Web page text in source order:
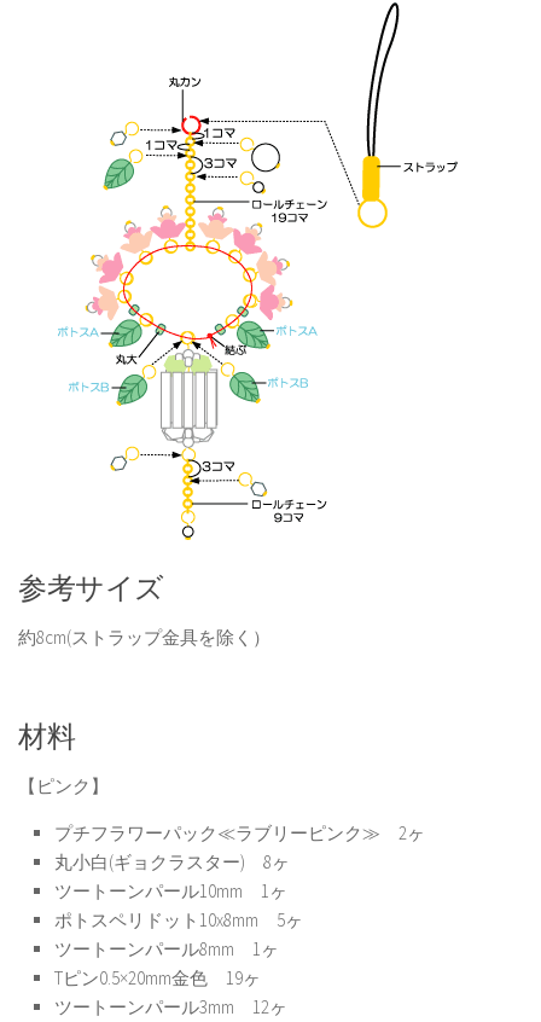
参考サイズ
約8cm(ストラップ金具を除く）
材料
【ピンク】
プチフラワーパック≪ラブリーピンク≫ 2ヶ
丸小白(ギョクラスター) 8ヶ
ツートーンパール10mm 1ヶ
ポトスペリドット10x8mm 5ヶ
ツートーンパール8mm 1ヶ
Tピン0.5×20mm金色 19ヶ
ツートーンパール3mm 12ヶ